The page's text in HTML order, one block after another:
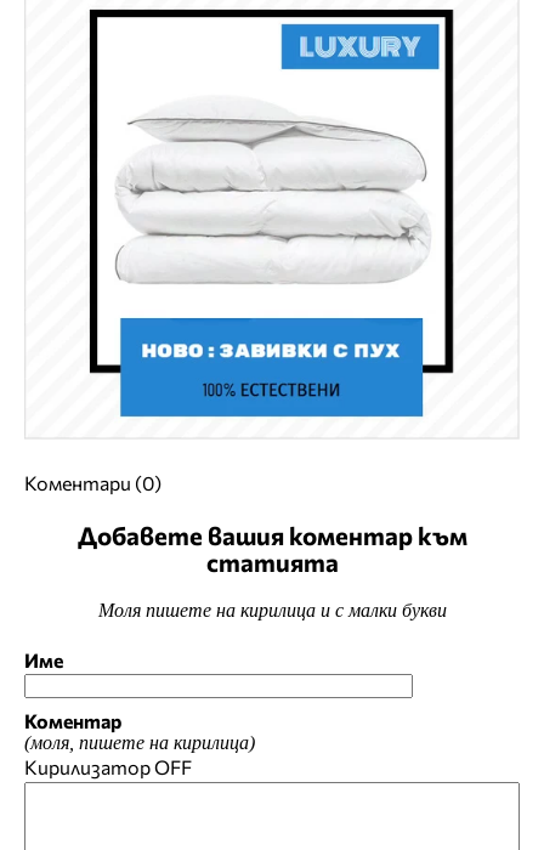
Коментари (0)
Добавете вашия коментар към
статията
Моля пишете на кирилица и с малки букви
Име
Коментар
(моля, пишете на кирилица)
КирилизаторOFF